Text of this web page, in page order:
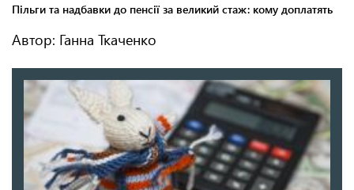
Автор: Ганна Ткаченко